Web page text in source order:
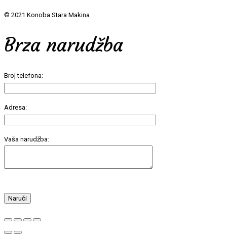
© 2021 Konoba Stara Makina
Brza narudžba
Broj telefona:
Adresa:
Vaša narudžba: